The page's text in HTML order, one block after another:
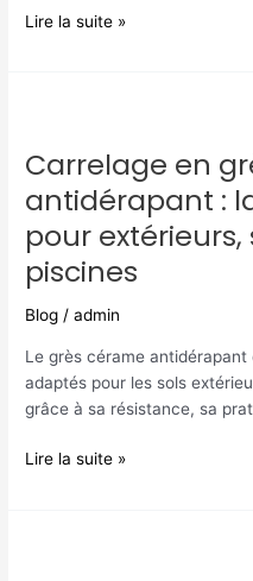
Le
Lire la suite »
Carrelage en
antidérapant :
pour
piscines
Blog /admin
Le grès cérame antidérapant
adaptés pour les sols
grâce à sa résistance, sa
grès
cérame
antidérapant
la
solution
idéale
extérieurs,
salles
de
bain
Lire la suite »